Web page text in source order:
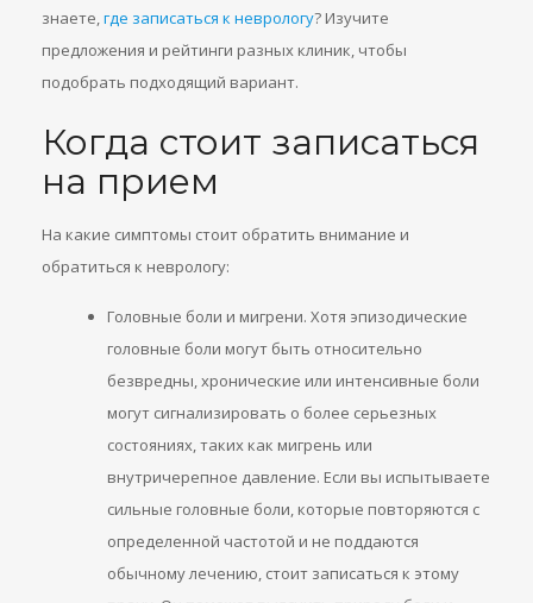
знаете,где записаться к неврологу? Изучите
предложения и рейтинги разных клиник, чтобы
подобрать подходящий вариант.
Когда стоит записаться
на прием
На какие симптомы стоит обратить внимание и
обратиться к неврологу:
Головные боли и мигрени. Хотя эпизодические
головные боли могут быть относительно
безвредны, хронические или интенсивные боли
могут сигнализировать о более серьезных
состояниях, таких как мигрень или
внутричерепное давление. Если вы испытываете
сильные головные боли, которые повторяются с
определенной частотой и не поддаются
обычному лечению, стоит записаться к этому